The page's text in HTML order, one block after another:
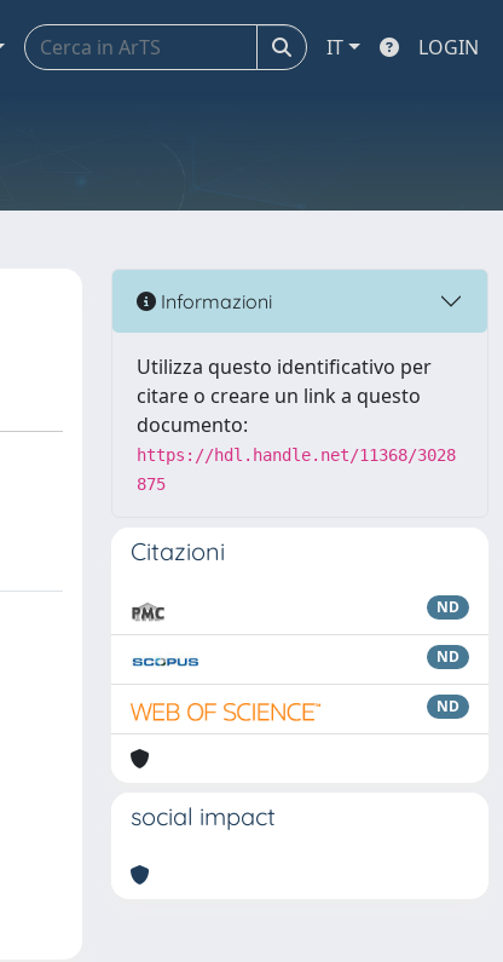
IT LOGIN
Informazioni
Utilizza questo identificativo per
citare o creare un link a questo
documento:
https://hdl.handle.net/11368/3028
875
Citazioni
ND
ND
ND
social impact